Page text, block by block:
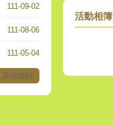
111-09-02
111-08-06
111-05-04
其他連結
活動相簿